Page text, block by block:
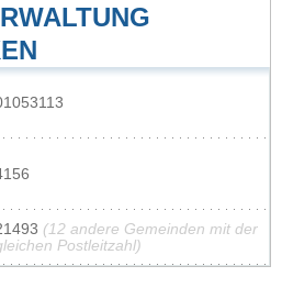
(12 andere Gemeinden mit der
Postleitzahl)